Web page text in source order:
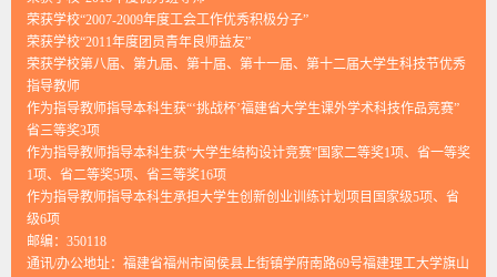
荣获学校“2007-2009年度工会工作优秀积极分子”
荣获学校“2011年度团员青年良师益友”
荣获学校第八届、第九届、第十届、第十一届、第十二届大学生科技节优秀
指导教师
作为指导教师指导本科生获“‘挑战杯’福建省大学生课外学术科技作品竞赛”
省三等奖3项
作为指导教师指导本科生获“大学生结构设计竞赛”国家二等奖1项、省一等奖
1项、省二等奖5项、省三等奖16项
作为指导教师指导本科生承担大学生创新创业训练计划项目国家级5项、省
级6项
邮编： 350118
通讯/办公地址： 福建省福州市闽侯县上街镇学府南路69号福建理工大学旗山